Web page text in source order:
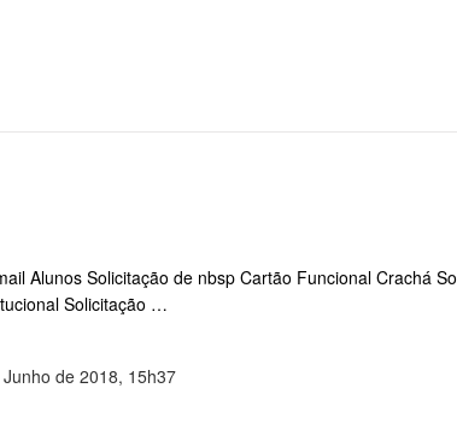
Alunos Solicitação de nbsp Cartão Funcional Crachá
Solicitação …
de 2018, 15h37